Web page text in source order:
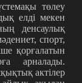
төлеу
елді мекен
денсаулық
спорт,
қорғалатын
арналады.
актілер